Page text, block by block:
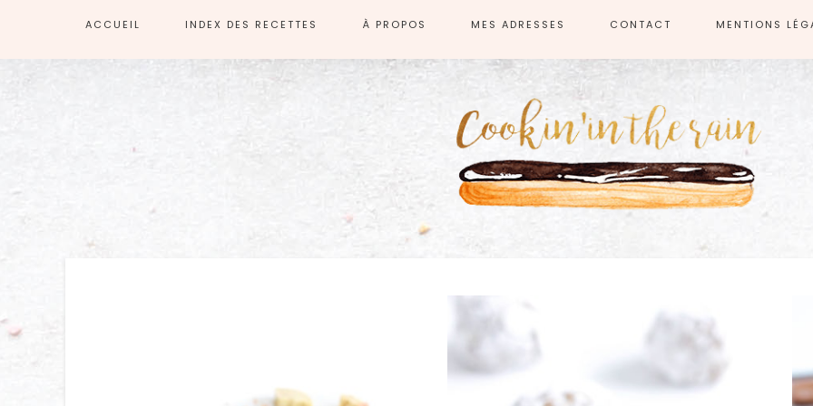
ACCUEIL INDEX DES RECETTES À PROPOS MES ADRESSES CONTACT MENTIONS